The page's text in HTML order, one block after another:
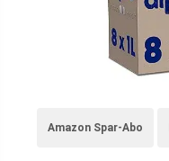
Amazon Spar-Abo